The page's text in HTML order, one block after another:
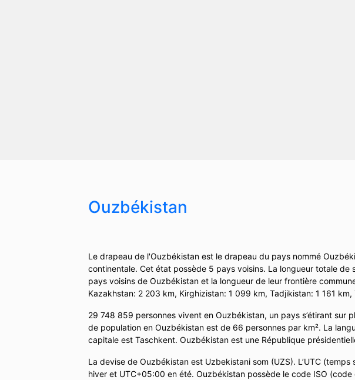
Ouzbékistan
Le drapeau de l'Ouzbékistan est le drapeau du pays nommé
continentale. Cet état possède 5 pays voisins. La longueur totale de
pays voisins de Ouzbékistan et la longueur de leur frontière
Kazakhstan: 2 203 km, Kirghizistan: 1 099 km, Tadjikistan: 1 161 km,
29 748 859 personnes vivent en Ouzbékistan, un pays s’étirant sur
de population en Ouzbékistan est de 66 personnes par km². La
capitale est Taschkent. Ouzbékistan est une République
La devise de Ouzbékistan est Uzbekistani som (UZS). L’UTC
hiver et UTC+05:00 en été. Ouzbékistan possède le code ISO